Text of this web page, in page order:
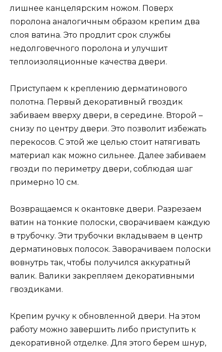
лишнее канцелярским ножом. Поверх
поролона аналогичным образом крепим два
слоя ватина. Это продлит срок службы
недолговечного поролона и улучшит
теплоизоляционные качества двери.
Приступаем к креплению дерматинового
полотна. Первый декоративный гвоздик
забиваем вверху двери, в середине. Второй –
снизу по центру двери. Это позволит избежать
перекосов. С этой же целью стоит натягивать
материал как можно сильнее. Далее забиваем
гвозди по периметру двери, соблюдая шаг
примерно 10 см.
Возвращаемся к окантовке двери. Разрезаем
ватин на тонкие полоски, сворачиваем каждую
в трубочку. Эти трубочки вкладываем в центр
дерматиновых полосок. Заворачиваем полоски
вовнутрь так, чтобы получился аккуратный
валик. Валики закрепляем декоративными
гвоздиками.
Крепим ручку к обновленной двери. На этом
работу можно завершить либо приступить к
декоративной отделке. Для этого берем шнур,